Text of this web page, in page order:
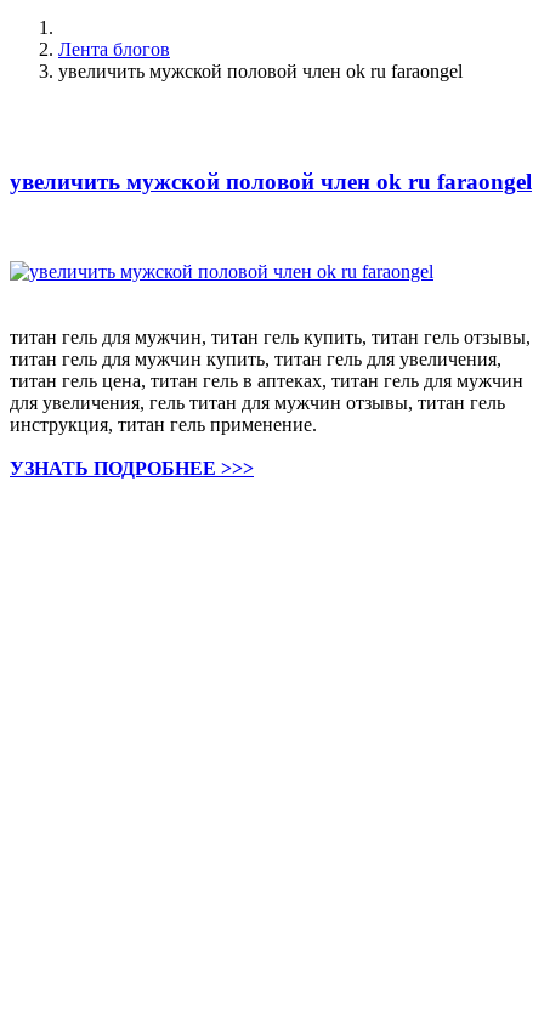
Лента блогов
увеличить мужской половой член ok ru faraongel
увеличить мужской половой член ok ru faraongel
титан гель для мужчин, титан гель купить, титан гель отзывы,
титан гель для мужчин купить, титан гель для увеличения,
титан гель цена, титан гель в аптеках, титан гель для мужчин
для увеличения, гель титан для мужчин отзывы, титан гель
инструкция, титан гель применение.
УЗНАТЬ ПОДРОБНЕЕ >>>